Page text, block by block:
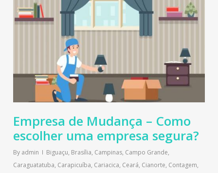
Empresa de Mudança – Como
escolher uma empresa segura?
By admin Biguaçu, Brasília, Campinas, Campo Grande,
Caraguatatuba, Carapicuíba, Cariacica, Ceará, Cianorte, Contagem,